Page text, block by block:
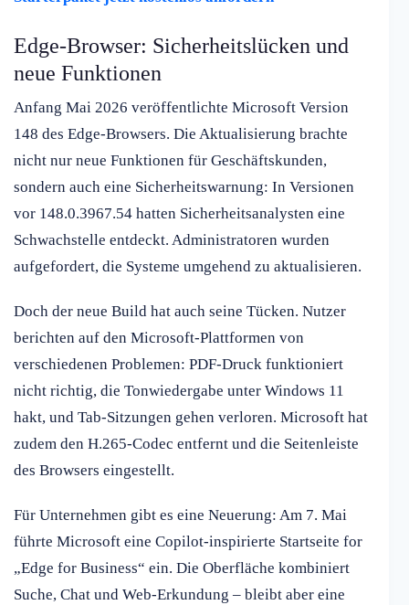
Edge-Browser: Sicherheitslücken und
neue Funktionen
Anfang Mai 2026 veröffentlichte Microsoft Version
148 des Edge-Browsers. Die Aktualisierung brachte
nicht nur neue Funktionen für Geschäftskunden,
sondern auch eine Sicherheitswarnung: In Versionen
vor 148.0.3967.54 hatten Sicherheitsanalysten eine
Schwachstelle entdeckt. Administratoren wurden
aufgefordert, die Systeme umgehend zu aktualisieren.
Doch der neue Build hat auch seine Tücken. Nutzer
berichten auf den Microsoft-Plattformen von
verschiedenen Problemen: PDF-Druck funktioniert
nicht richtig, die Tonwiedergabe unter Windows 11
hakt, und Tab-Sitzungen gehen verloren. Microsoft hat
zudem den H.265-Codec entfernt und die Seitenleiste
des Browsers eingestellt.
Für Unternehmen gibt es eine Neuerung: Am 7. Mai
führte Microsoft eine Copilot-inspirierte Startseite for
„Edge for Business“ ein. Die Oberfläche kombiniert
Suche, Chat und Web-Erkundung – bleibt aber eine